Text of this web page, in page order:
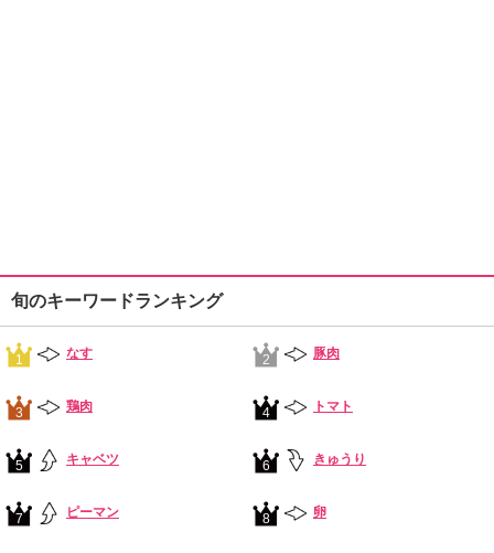
旬のキーワードランキング
1 なす 2 豚肉
3 鶏肉 4 トマト
5 キャベツ 6 きゅうり
7 ピーマン 8 卵